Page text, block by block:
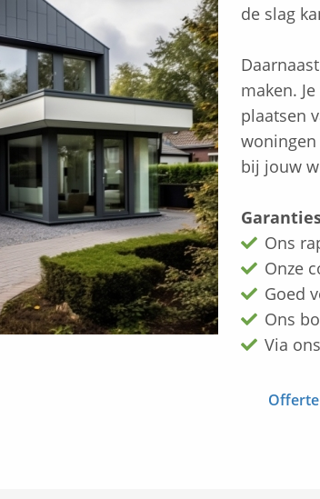
de slag
maken.
plaatsen
bij jouw
Ons
Onze
Goed
Ons
Via